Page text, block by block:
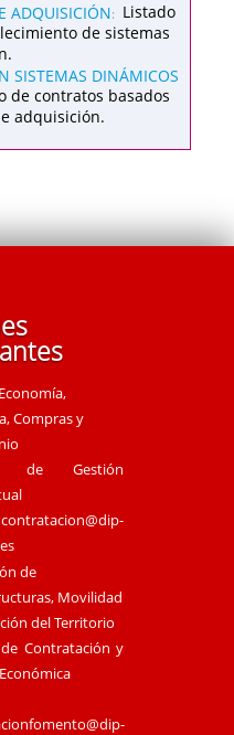
ADQUISICIÓN: Listado
de sistemas
SISTEMAS DINÁMICOS
de contratos basados
adquisición.
Compras y
de Gestión
contratacion@dip-
de
Movilidad
del Territorio
Contratación y